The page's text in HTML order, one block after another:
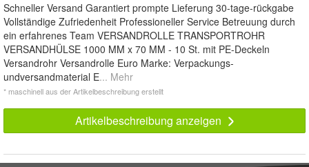
Schneller Versand Garantiert prompte Lieferung 30-tage-rückgabe
Vollständige Zufriedenheit Professioneller Service Betreuung durch
ein erfahrenes Team VERSANDROLLE TRANSPORTROHR
VERSANDHÜLSE 1000 MM x 70 MM - 10 St. mit PE-Deckeln
Versandrohr Versandrolle Euro Marke: Verpackungs-
undversandmaterial E... Mehr
* maschinell aus der Artikelbeschreibung erstellt
Artikelbeschreibung anzeigen